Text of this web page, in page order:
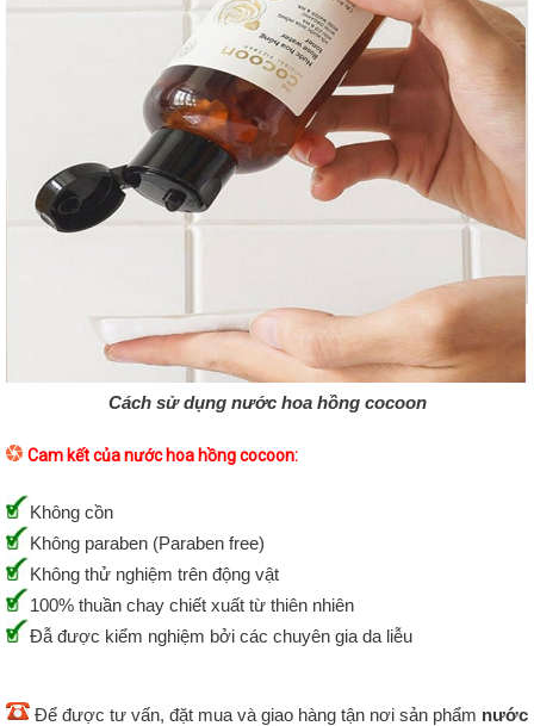
Cách sử dụng nước hoa hồng cocoon
Cam kết của nước hoa hồng cocoon:
Không cồn
Không paraben (Paraben free)
Không thử nghiệm trên động vật
100% thuần chay chiết xuất từ thiên nhiên
Đẫ được kiểm nghiệm bởi các chuyên gia da liễu
Để được tư vấn, đặt mua và giao hàng tận nơi sản phẩm nước